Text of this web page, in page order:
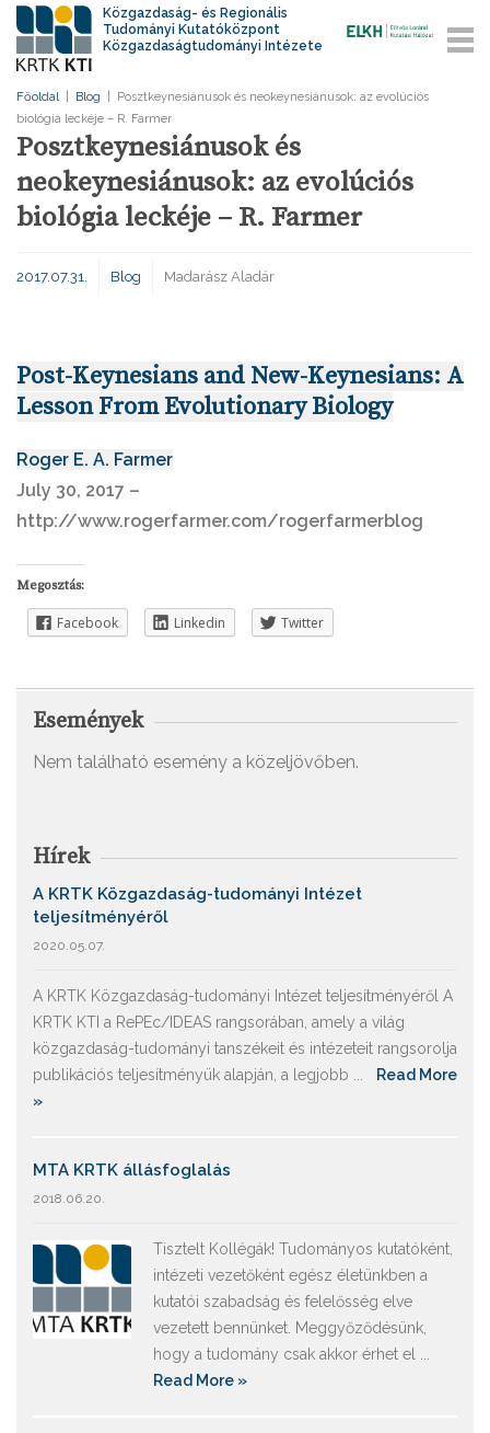
Közgazdaság- és Regionális
Tudományi Kutatóközpont
Közgazdaságtudományi Intézete
Főoldal Blog
Posztkeynesiánusok és neokeynesiánusok: az evolúciós
biológia leckéje – R. Farmer
Posztkeynesiánusok és
neokeynesiánusok: az evolúciós
biológia leckéje – R. Farmer
2017.07.31. Blog Madarász Aladár
Post-Keynesians and New-Keynesians: A
Lesson From Evolutionary Biology
Roger E. A. Farmer
July 30, 2017 –
http://www.rogerfarmer.com/rogerfarmerblog
Megosztás:
Facebook Linkedin Twitter
Események
Nem található esemény a közeljövőben.
Hírek
A KRTK Közgazdaság-tudományi Intézet
teljesítményéről
2020.05.07.
A KRTK Közgazdaság-tudományi Intézet teljesítményéről A
KRTK KTI a RePEc/IDEAS rangsorában, amely a világ
közgazdaság-tudományi tanszékeit és intézeteit rangsorolja
publikációs teljesítményük alapján, a legjobb ...
Read More
»
MTA KRTK állásfoglalás
2018.06.20.
Tisztelt Kollégák! Tudományos kutatóként,
intézeti vezetőként egész életünkben a
kutatói szabadság és felelősség elve
vezetett bennünket. Meggyőződésünk,
hogy a tudomány csak akkor érhet el ...
Read More »